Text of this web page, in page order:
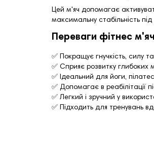
Цей м'яч допомагає
максимальну стабільність
Переваги фітнес
✅ Покращує гнучкість, силу
✅ Сприяє розвитку глибоких
✅ Ідеальний для йоги,
✅ Допомагає в реабілітації
✅ Легкий і зручний у
✅ Підходить для тренувань